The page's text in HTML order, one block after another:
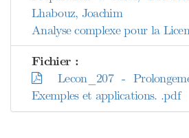
Lhabouz, Joachim
Analyse complexe pour la
Fichier :
Lecon_207 -
Exemples et applications. .pdf